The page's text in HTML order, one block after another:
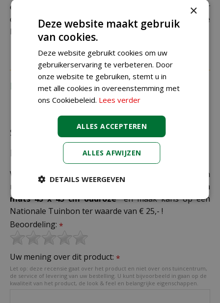
extra kosten in rekening te brengen. Controleer
daarom altijd goed je adresgegevens voordat je je
bestelling plaatst.
Recensies
Schrijf zelf een recensie over "Unique Living
kussen mats 45 x 45 cm oudroze"
Wij zijn benieuwd naar uw mening! Schrijf een
recensie over het artikel
"Unique Living kussen
mats 45 x 45 cm oudroze"en maak kans op een
Nationale Tuinbon ter waarde van € 25,- !
Beoordeling: *
Uw mening over dit product: *
Let op: deze recensie gaat over het product en niet over ons tuincentrum,
de service of levering van uw bestelling. U kunt bijvoorbeeld in gaan op de
kwaliteit van het product, de look & feel en belangrijke eigenschappen.
×
Deze website maakt gebruik
van cookies.
Deze website gebruikt cookies om uw
gebruikerservaring te verbeteren. Door
onze website te gebruiken, stemt u in
met alle cookies in overeenstemming met
ons Cookiebeleid. Lees verder
ALLES ACCEPTEREN
ALLES AFWIJZEN
DETAILS WEERGEVEN